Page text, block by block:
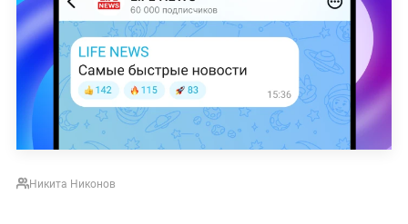
Никита Никонов